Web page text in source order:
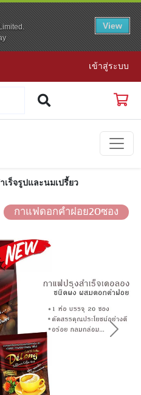
View
เข้าสู่ระบบ
เร็จรูปและนมเปรี้ยว
กาแฟดอกคำฝอย20ซอง
Next